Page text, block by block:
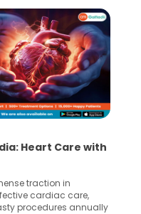
Human Sperm
are critical steps
like In Vitro
(IUI). These